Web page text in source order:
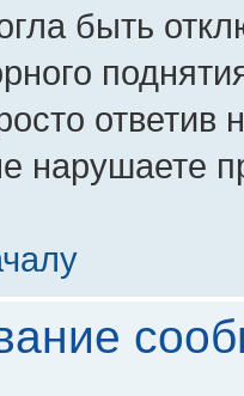
быть
ответив
нарушаете